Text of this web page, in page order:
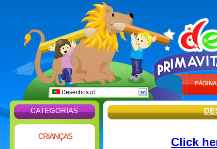
Desenhos.pt
CATEGORIAS
CRIANÇAS Click